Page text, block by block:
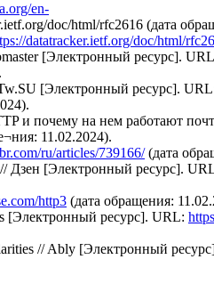
en-
doc/html/rfc2616 (дата
datatracker.ietf.org/doc/html/
[Электронный ресурс].
[Электронный ресурс].
и почему на нем работают
11.02.2024).
ru/articles/739166/(дата
Дзен [Электронный ресурс].
http3 (дата обращения:
[Электронный ресурс]. URL:
// Ably [Электронный